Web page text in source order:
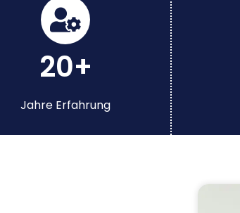
20+
Jahre Erfahrung